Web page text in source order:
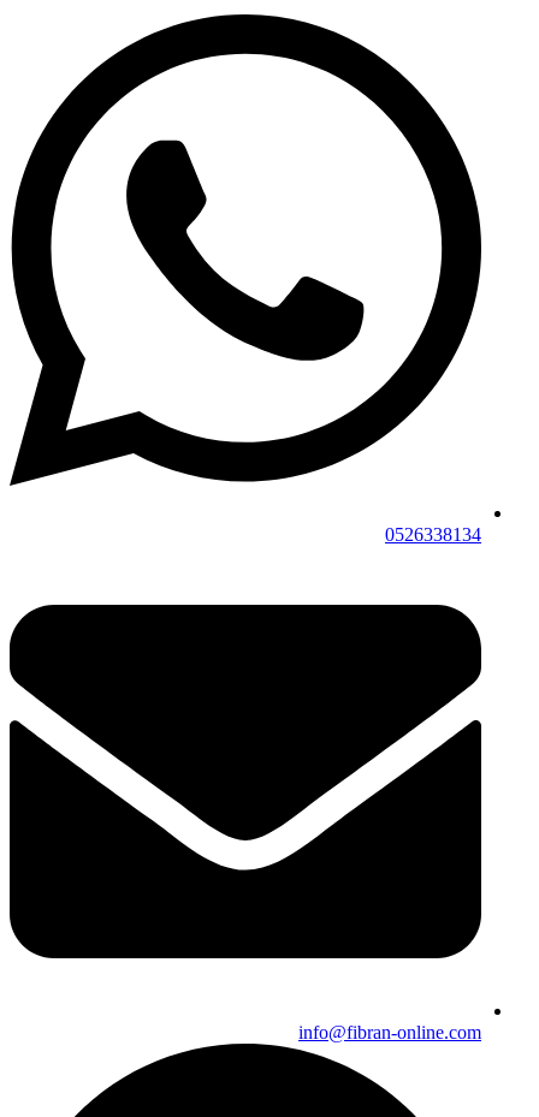
0526338134
info@fibran-online.com